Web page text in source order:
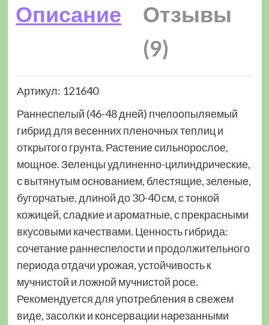
Описание
Отзывы
(9)
Артикул: 121640
Раннеспелый (46-48 дней) пчелоопыляемый
гибрид для весенних пленочных теплиц и
открытого грунта. Растение сильнорослое,
мощное. Зеленцы удлиненно-цилиндрические,
с вытянутым основанием, блестящие, зеленые,
бугорчатые, длиной до 30-40 см, с тонкой
кожицей, сладкие и ароматные, с прекрасными
вкусовыми качествами. Ценность гибрида:
сочетание раннеспелости и продолжительного
периода отдачи урожая, устойчивость к
мучнистой и ложной мучнистой росе.
Рекомендуется для употребления в свежем
виде, засолки и консервации нарезанными